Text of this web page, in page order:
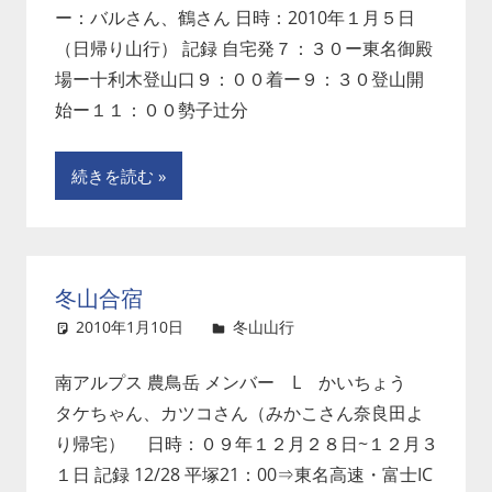
ー：バルさん、鶴さん 日時：2010年１月５日
（日帰り山行） 記録 自宅発７：３０ー東名御殿
場ー十利木登山口９：００着ー９：３０登山開
始ー１１：００勢子辻分
続きを読む
冬山合宿
2010年1月10日 冬山山行
南アルプス 農鳥岳 メンバー L かいちょう
タケちゃん、カツコさん（みかこさん奈良田よ
り帰宅） 日時：０９年１２月２８日~１２月３
１日 記録 12/28 平塚21：00⇒東名高速・富士IC